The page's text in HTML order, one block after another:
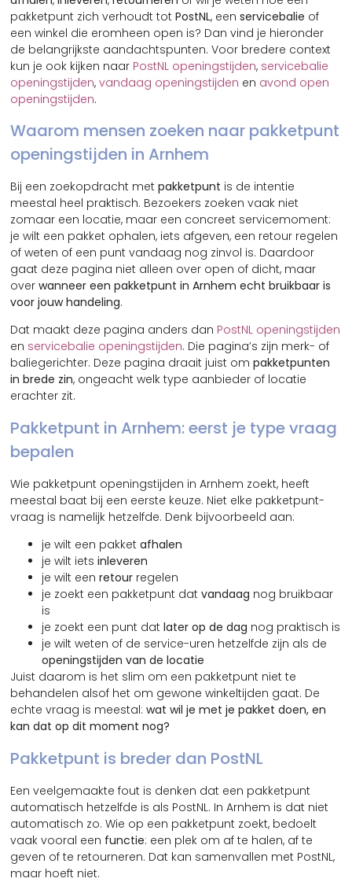
pakketpunt zich verhoudt totPostNL, eenservicebalie of
een winkel die eromheen open is? Dan vind je hieronder
de belangrijkste aandachtspunten. Voor bredere context
kun je ook kijken naar PostNL openingstijden, servicebalie
openingstijden,vandaag openingstijden en avond open
openingstijden.
Waarom mensen zoeken naar pakketpunt
openingstijden in Arnhem
Bij een zoekopdracht metpakketpunt is de intentie
meestal heel praktisch. Bezoekers zoeken vaak niet
zomaar een locatie, maar een concreet servicemoment:
je wilt een pakket ophalen, iets afgeven, een retour regelen
of weten of een punt vandaag nog zinvol is. Daardoor
gaat deze pagina niet alleen over open of dicht, maar
overwanneer een pakketpunt in Arnhem echt bruikbaar is
voor jouw handeling.
Dat maakt deze pagina anders dan PostNL openingstijden
en servicebalie openingstijden. Die pagina’s zijn merk- of
baliegerichter. Deze pagina draait juist ompakketpunten
in brede zin, ongeacht welk type aanbieder of locatie
erachter zit.
Pakketpunt in Arnhem: eerst je type vraag
bepalen
Wie pakketpunt openingstijden in Arnhem zoekt, heeft
meestal baat bij een eerste keuze. Niet elke pakketpunt-
vraag is namelijk hetzelfde. Denk bijvoorbeeld aan:
je wilt een pakketafhalen
je wilt ietsinleveren
je wilt eenretour regelen
je zoekt een pakketpunt datvandaag nog bruikbaar
is
je zoekt een punt datlater op de dag nog praktisch is
je wilt weten of de service-uren hetzelfde zijn als de
openingstijden van de locatie
Juist daarom is het slim om een pakketpunt niet te
behandelen alsof het om gewone winkeltijden gaat. De
echte vraag is meestal:wat wil je met je pakket doen, en
kan dat op dit moment nog?
Pakketpunt is breder dan PostNL
Een veelgemaakte fout is denken dat een pakketpunt
automatisch hetzelfde is als PostNL. In Arnhem is dat niet
automatisch zo. Wie op een pakketpunt zoekt, bedoelt
vaak vooral een functie: een plek om af te halen, af te
geven of te retourneren. Dat kan samenvallen met PostNL,
maar hoeft niet.